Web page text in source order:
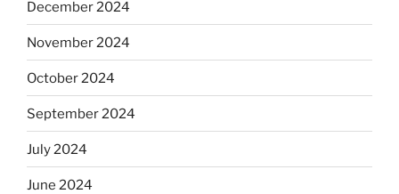
December 2024
November 2024
October 2024
September 2024
July 2024
June 2024